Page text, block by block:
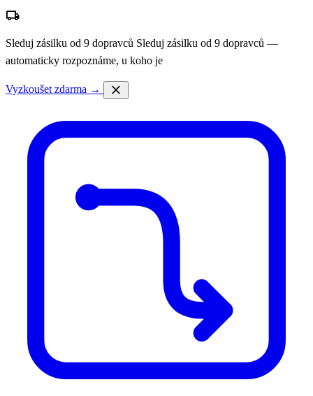
local_shipping
Sleduj zásilku od 9 dopravců Sleduj zásilku od 9 dopravců —
automaticky rozpoznáme, u koho je
Vyzkoušet zdarma → close